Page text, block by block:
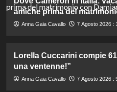
amiche prima del
Anna Gaia Cavallo 7 Agosto 2026 :
Lorella Cuccarini compie
una ventenne!”
Anna Gaia Cavallo 7 Agosto 2026 :